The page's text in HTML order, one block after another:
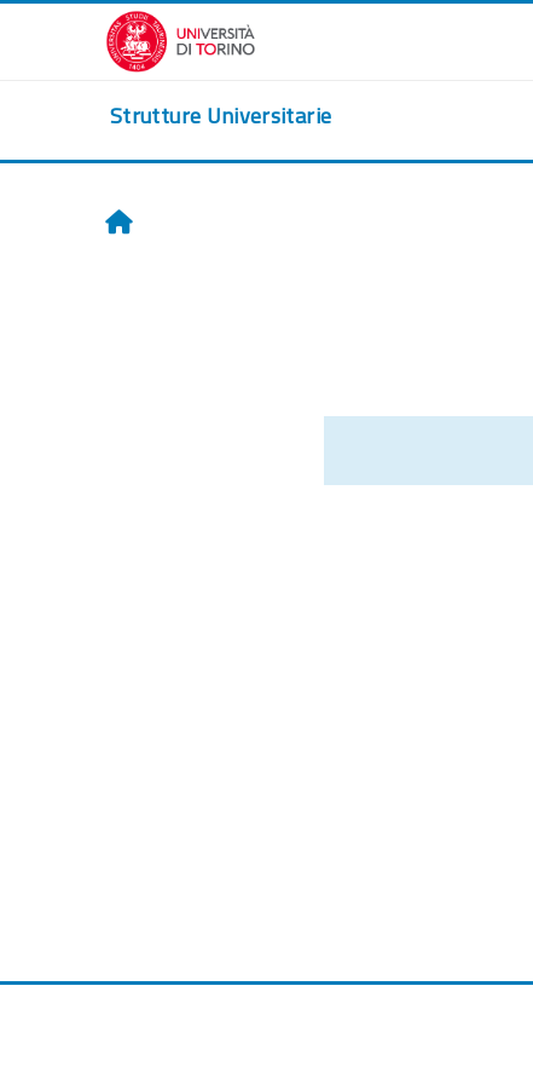
Перейти к основному содержанию
Strutture Universitarie
Главная